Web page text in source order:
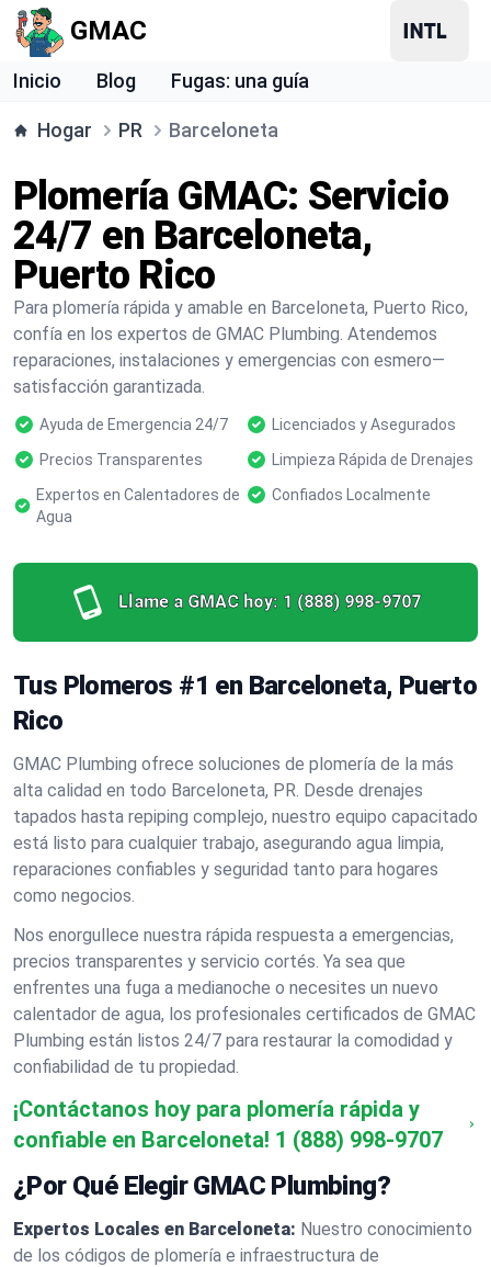
GMAC
Inicio Blog Fugas: una guía
Hogar PR Barceloneta
Plomería GMAC: Servicio
24/7 en Barceloneta,
Puerto Rico
Para plomería rápida y amable en Barceloneta, Puerto Rico,
confía en los expertos de GMAC Plumbing. Atendemos
reparaciones, instalaciones y emergencias con esmero—
satisfacción garantizada.
Ayuda de Emergencia 24/7
Licenciados y Asegurados
Precios Transparentes
Limpieza Rápida de Drenajes
Expertos en Calentadores de
Agua
Confiados Localmente
Llame a GMAC hoy: 1 (888) 998-9707
Tus Plomeros #1 en Barceloneta, Puerto
Rico
GMAC Plumbing ofrece soluciones de plomería de la más
alta calidad en todo Barceloneta, PR. Desde drenajes
tapados hasta repiping complejo, nuestro equipo capacitado
está listo para cualquier trabajo, asegurando agua limpia,
reparaciones confiables y seguridad tanto para hogares
como negocios.
Nos enorgullece nuestra rápida respuesta a emergencias,
precios transparentes y servicio cortés. Ya sea que
enfrentes una fuga a medianoche o necesites un nuevo
calentador de agua, los profesionales certificados de GMAC
Plumbing están listos 24/7 para restaurar la comodidad y
confiabilidad de tu propiedad.
¡Contáctanos hoy para plomería rápida y
confiable en Barceloneta! 1 (888) 998-9707
¿Por Qué Elegir GMAC Plumbing?
Expertos Locales en Barceloneta: Nuestro conocimiento
de los códigos de plomería e infraestructura de